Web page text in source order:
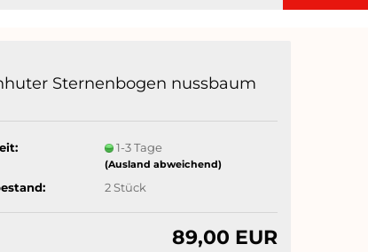
Sternenbogen nussbaum
1-3 Tage
(Ausland abweichend)
2Stück
89,00 EUR